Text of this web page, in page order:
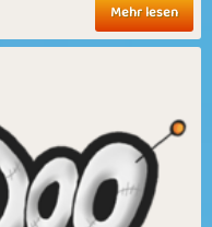
Mehr lesen